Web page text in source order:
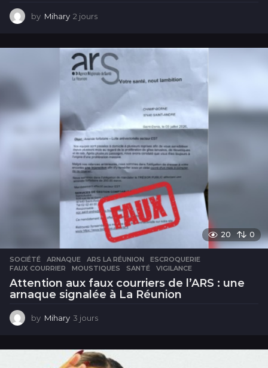
by Mihary 2 jours
u
s
20 0
SOCIÉTÉ ARNAQUE ,ARS LA RÉUNION ,ESCROQUERIE
FAUX COURRIER
,MOUSTIQUES ,SANTÉ ,VIGILANCE
Attention aux faux courriers de l’ARS : une
arnaque signalée à La Réunion
by Mihary 3 jours
u
r